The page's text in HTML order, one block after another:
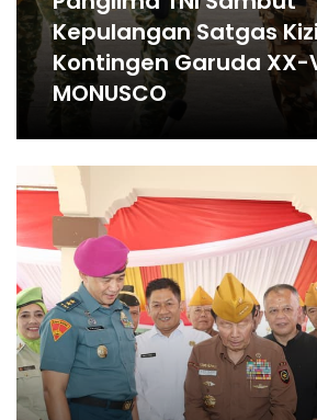
Kepulangan Satgas
Kontingen Garuda XX-
MONUSCO